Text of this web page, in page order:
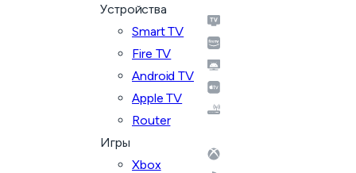
Устройства
Smart TV
Fire TV
Android TV
Apple TV
Router
Игры
Xbox